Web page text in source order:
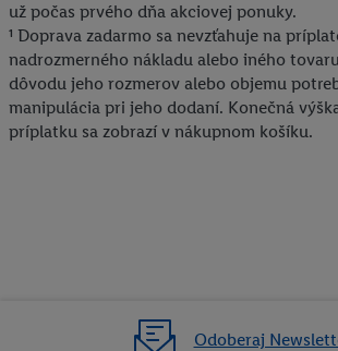
už počas prvého dňa akciovej ponuky.
¹ Doprava zadarmo sa nevzťahuje na
nadrozmerného nákladu alebo iného
dôvodu jeho rozmerov alebo objemu
manipulácia pri jeho dodaní. Konečná
príplatku sa zobrazí v nákupnom košíku.
Odoberaj
vyjadríte súhlas so spracúvaním na všetky
Ďalšie informácie vrátane informácií o dobe
údajov a Vašom práve kedykoľvek odvolať
do budúcnosti nájdete v našichzásadách
údajov.Imprint nájdete tu.